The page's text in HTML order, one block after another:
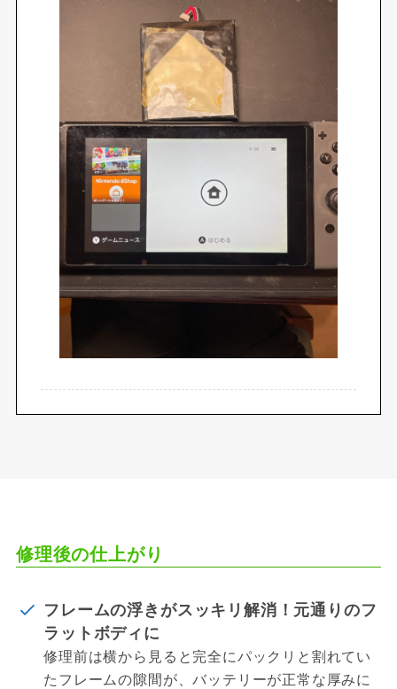
修理後の仕上がり
フレームの浮きがスッキリ解消！元通りのフ
ラットボディに
修理前は横から見ると完全にパックリと割れてい
たフレームの隙間が、バッテリーが正常な厚みに